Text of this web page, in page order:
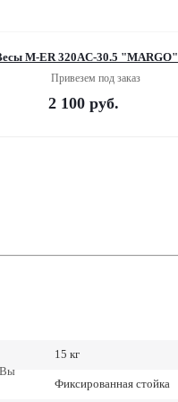
M-ER 320AC-30.5 "MARGO"
Привезем под заказ
2 100руб.
Вы
15 кг
Фиксированная стойка